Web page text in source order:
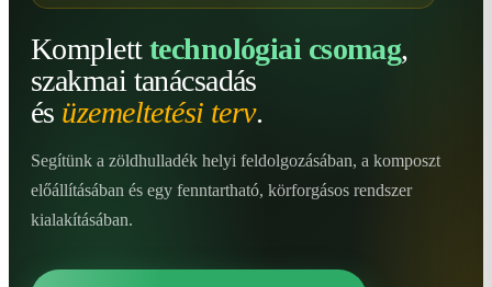
Kompletttechnológiai csomag,
szakmai tanácsadás
és üzemeltetési terv.
Segítünk a zöldhulladék helyi feldolgozásában, a komposzt
előállításában és egy fenntartható, körforgásos rendszer
kialakításában.